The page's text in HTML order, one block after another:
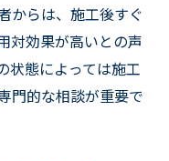
からは、施工後すぐ
対効果が高いとの声
状態によっては施工
門的な相談が重要で